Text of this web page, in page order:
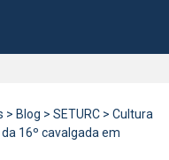
> Blog > SETURC > Cultura
16º cavalgada em